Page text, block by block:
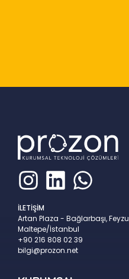
İLETİŞİM
Artan Plaza - Bağlarbaşı,
Maltepe/İstanbul
+90 216 808 02 39
bilgi@prozon.net